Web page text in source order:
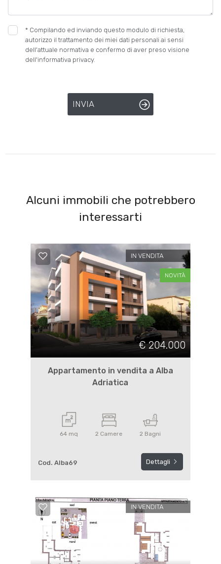
* Compilando ed inviando questo modulo di richiesta,
autorizzo il trattamento dei miei dati personali ai sensi
dell'attuale normativa e confermo di aver preso visione
dell'informativa privacy.
INVIA
Alcuni immobili che potrebbero
interessarti
IN VENDITA
NOVITÀ
€ 204.000
Appartamento in vendita a Alba
Adriatica
64 mq 2 Camere 2 Bagni
Cod. Alba69 Dettagli
IN VENDITA